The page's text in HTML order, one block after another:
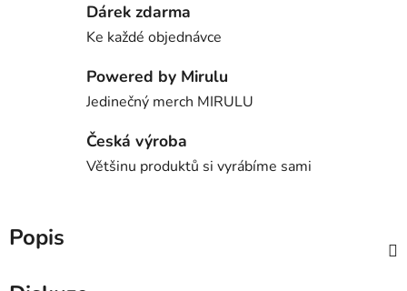
Dárek zdarma
Ke každé objednávce
Powered by Mirulu
Jedinečný merch MIRULU
Česká výroba
Většinu produktů si vyrábíme sami
Popis